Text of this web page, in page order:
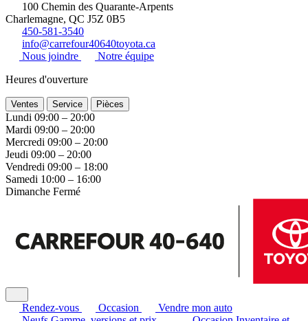
100 Chemin des Quarante-Arpents
Charlemagne, QC J5Z 0B5
450-581-3540
info@carrefour40640toyota.ca
Nous joindre
Notre équipe
Heures d'ouverture
Ventes Service Pièces
Lundi 09:00 – 20:00
Mardi 09:00 – 20:00
Mercredi 09:00 – 20:00
Jeudi 09:00 – 20:00
Vendredi 09:00 – 18:00
Samedi 10:00 – 16:00
Dimanche Fermé
Rendez-vous Occasion
Vendre mon auto